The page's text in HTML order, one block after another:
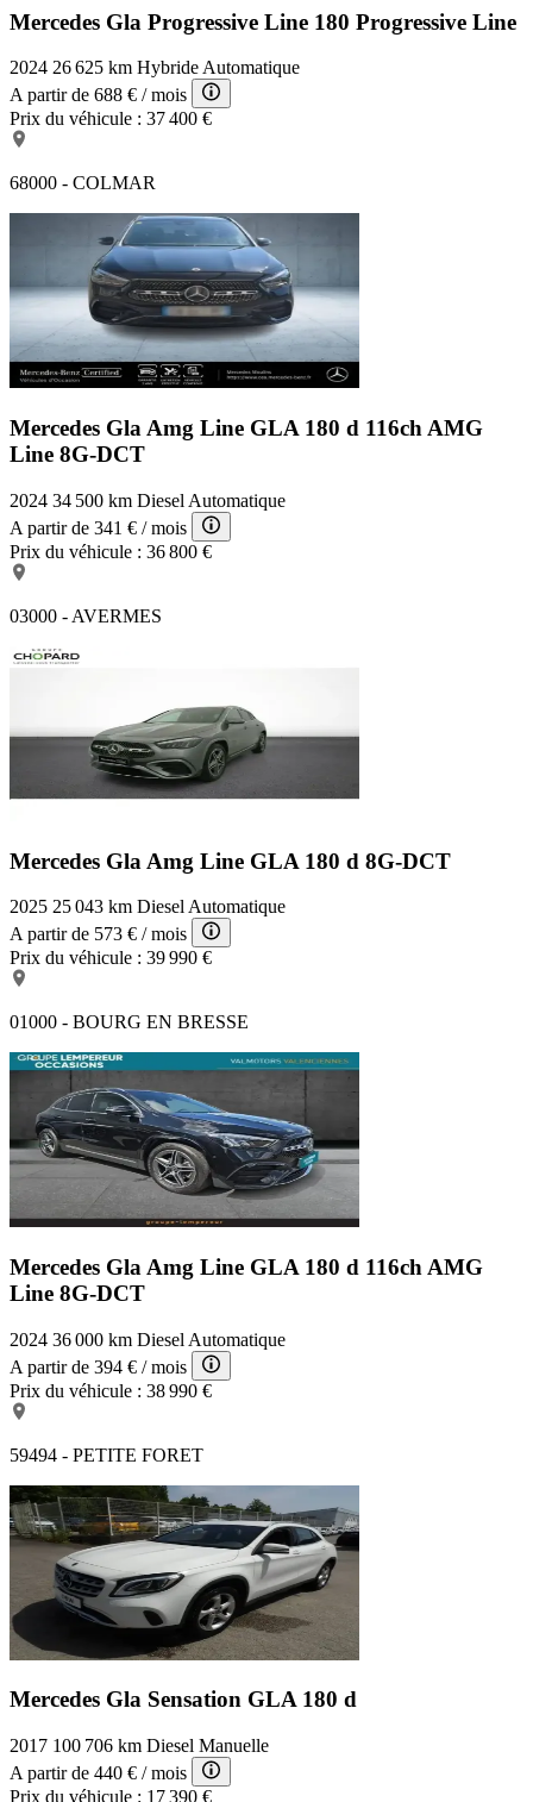
Mercedes Gla Progressive Line 180 Progressive Line
2024 26 625 km HybrideAutomatique
A partir de 688 € / mois
Prix du véhicule : 37 400 €
68000 - COLMAR
Mercedes Gla Amg Line GLA 180 d 116ch AMG
Line 8G-DCT
2024 34 500 km Diesel Automatique
A partir de 341 € / mois
Prix du véhicule : 36 800 €
03000 - AVERMES
Mercedes Gla Amg Line GLA 180 d 8G-DCT
2025 25 043 km Diesel Automatique
A partir de 573 € / mois
Prix du véhicule : 39 990 €
01000 - BOURG EN BRESSE
Mercedes Gla Amg Line GLA 180 d 116ch AMG
Line 8G-DCT
2024 36 000 km Diesel Automatique
A partir de 394 € / mois
Prix du véhicule : 38 990 €
59494 - PETITE FORET
Mercedes Gla Sensation GLA 180 d
2017 100 706 km Diesel Manuelle
A partir de 440 € / mois
Prix du véhicule : 17 390 €